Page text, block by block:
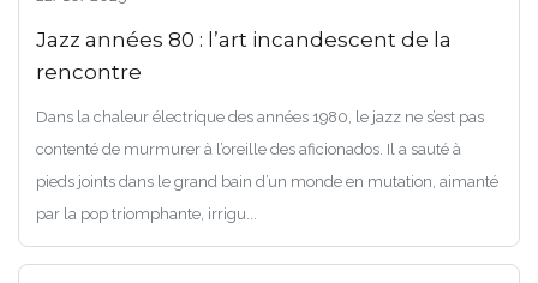
Jazz années 80 : l’art incandescent de la
rencontre
Dans la chaleur électrique des années 1980, le jazz ne s’est pas
contenté de murmurer à l’oreille des aficionados. Il a sauté à
pieds joints dans le grand bain d’un monde en mutation, aimanté
par la pop triomphante, irrigu...